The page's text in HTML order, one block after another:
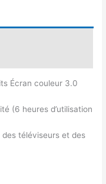
Écran couleur 3.0
(6 heures d’utilisation
téléviseurs et des